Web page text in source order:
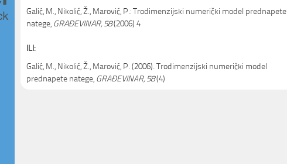
Galić, M., Nikolić, Ž., Marović, P.: Trodimenzijski numerički model prednapete
natege, GRAĐEVINAR, 58(2006) 4
ILI:
Galić, M., Nikolić, Ž., Marović, P. (2006). Trodimenzijski numerički model
prednapete natege, GRAĐEVINAR, 58(4)